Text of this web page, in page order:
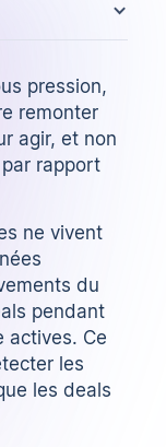
pression,
remonter
agir, et non
rapport
ne vivent
du
pendant
actives. Ce
les
les deals